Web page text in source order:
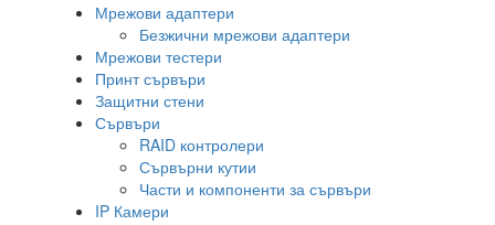
Мрежови адаптери
Безжични мрежови адаптери
Мрежови тестери
Принт сървъри
Защитни стени
Сървъри
RAID контролери
Сървърни кутии
Части и компоненти за сървъри
IP Камери